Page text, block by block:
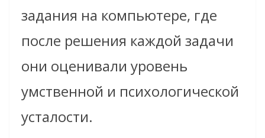
задания на компьютере, где
после решения каждой задачи
они оценивали уровень
умственной и психологической
усталости.